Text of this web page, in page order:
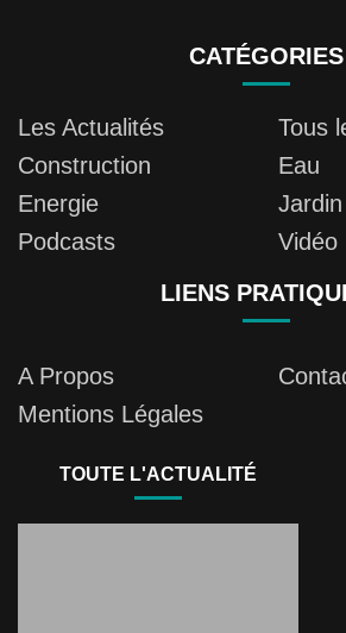
CATÉGORIES
Les Actualités
Tous
Construction
Eau
Energie
Jardin
Podcasts
Vidéo
LIENS
A Propos
Mentions Légales
TOUTE L'ACTUALITÉ